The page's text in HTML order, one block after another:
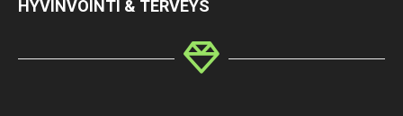
HYVINVOINTI & TERVEYS